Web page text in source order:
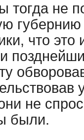
тогда не
что это
не
были.